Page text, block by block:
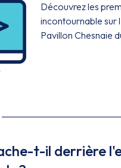
Découvrez les
incontournable sur
Pavillon Chesnaie
t-il derrière